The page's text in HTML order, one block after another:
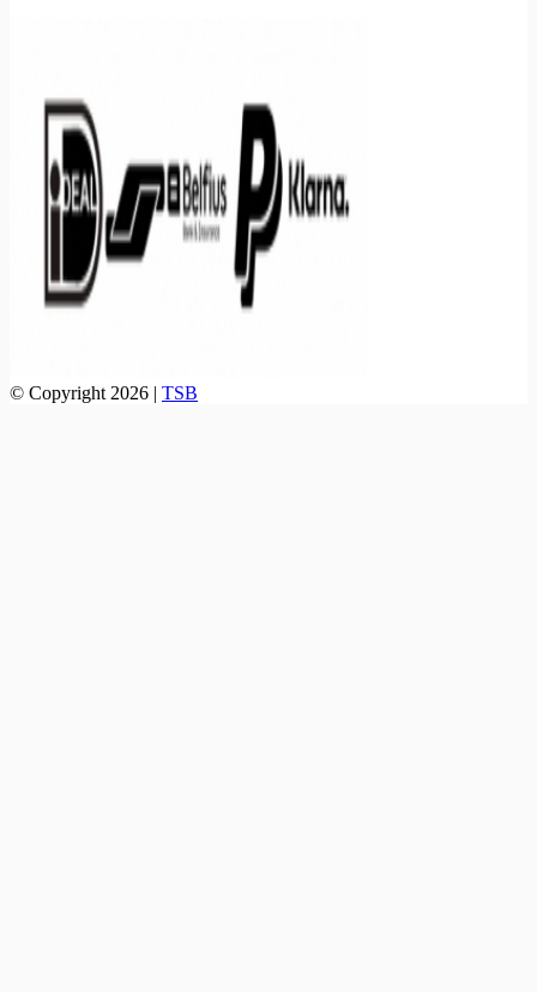
© Copyright 2026 | TSB